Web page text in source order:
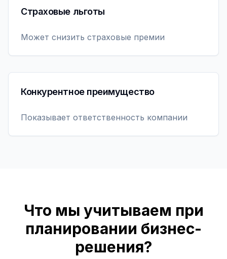
Страховые льготы
Может снизить страховые премии
Конкурентное преимущество
Показывает ответственность компании
Что мы учитываем при
планировании бизнес-
решения?